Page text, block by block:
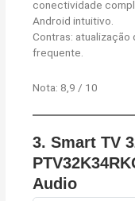
conectividade
Android intuitivo.
Contras:
frequente.
Nota: 8,9 / 10
3. Smart TV
Audio